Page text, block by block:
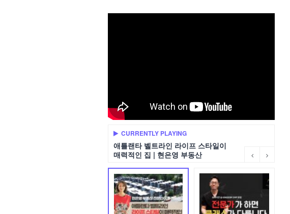
CURRENTLY PLAYING
애틀랜타 벨트라인 라이프 스타일이
매력적인 집 | 현은영 부동산